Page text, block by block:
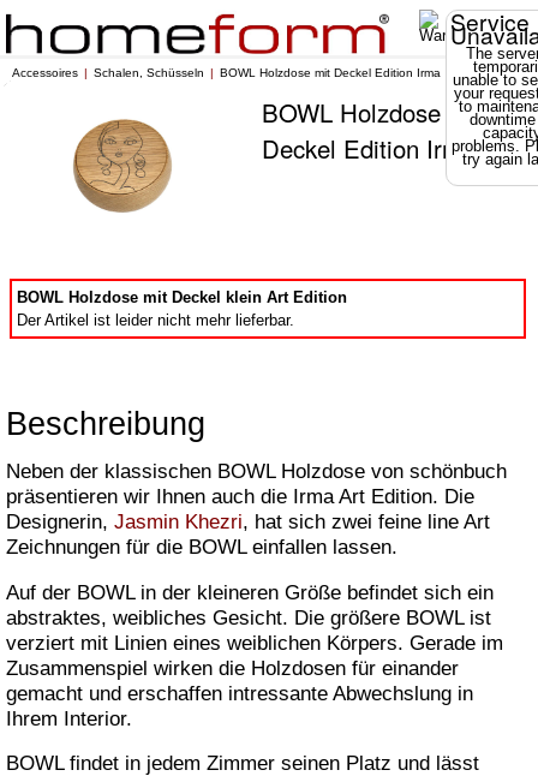
Service
The
unable to
your
to
problems.
try again
Accessoires Schalen, Schüsseln BOWL Holzdose mit Deckel Edition Irma
BOWL Holzdose mit
Deckel Edition Irma
BOWL Holzdose mit Deckel klein Art Edition
Der Artikel ist leider nicht mehr lieferbar.
Beschreibung
Neben der klassischen BOWL Holzdose von schönbuch
präsentieren wir Ihnen auch die Irma Art Edition. Die
Designerin, Jasmin Khezri, hat sich zwei feine line Art
Zeichnungen für die BOWL einfallen lassen.
Auf der BOWL in der kleineren Größe befindet sich ein
abstraktes, weibliches Gesicht. Die größere BOWL ist
verziert mit Linien eines weiblichen Körpers. Gerade im
Zusammenspiel wirken die Holzdosen für einander
gemacht und erschaffen intressante Abwechslung in
Ihrem Interior.
BOWL findet in jedem Zimmer seinen Platz und lässt